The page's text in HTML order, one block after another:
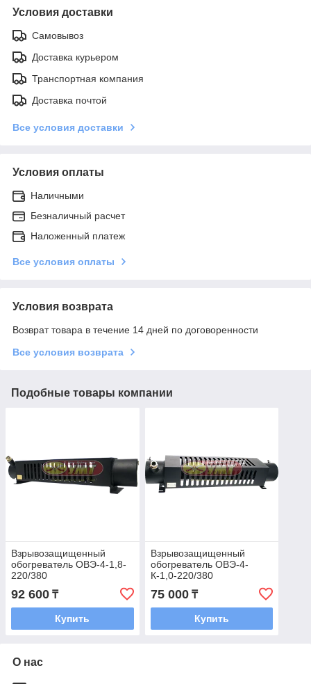
Условия доставки
Самовывоз
Доставка курьером
Транспортная компания
Доставка почтой
Все условия доставки
Условия оплаты
Наличными
Безналичный расчет
Наложенный платеж
Все условия оплаты
Условия возврата
Возврат товара в течение 14 дней по договоренности
Все условия возврата
Подобные товары компании
Взрывозащищенный
обогреватель ОВЭ-4-1,8-
220/380
92 600 ₸
Купить
Взрывозащищенный
обогреватель ОВЭ-4-
К-1,0-220/380
75 000₸
Купить
О нас